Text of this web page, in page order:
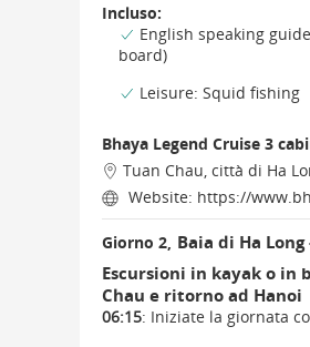
Incluso:
English speaking
board)
Leisure: Squid fishing
Bhaya Legend Cruise 3
Tuan Chau, città di Ha
Website: https://
Giorno 2, Baia di Ha Long
Escursioni in kayak o in
Chau e ritorno ad Hanoi
06:15: Iniziate la giornata